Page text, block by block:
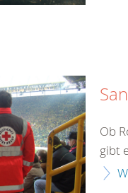
Ob
gibt